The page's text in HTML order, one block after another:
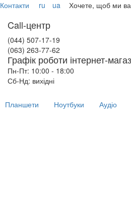
Контакти ru ua Хочете, щоб ми
Call-центр
(044) 507-17-19
(063) 263-77-62
Графік роботи інтернет-
Пн-Пт: 10:00 - 18:00
Сб-Нд: вихідні
Планшети Ноутбуки Аудіо